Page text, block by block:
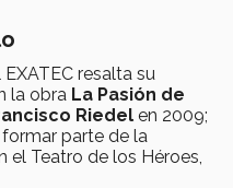
resalta su
la obra La Pasión de
Riedel en 2009;
parte de la
el Teatro de los Héroes,